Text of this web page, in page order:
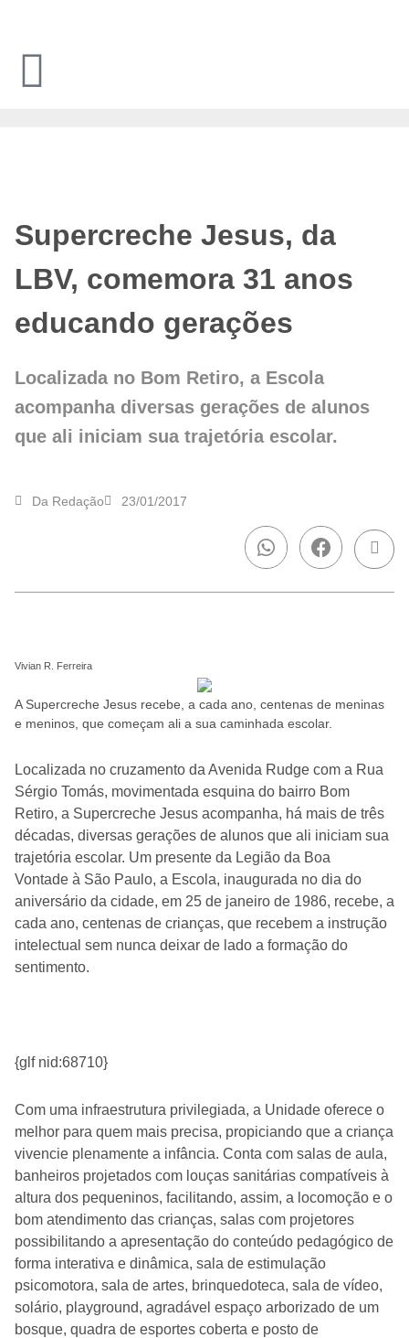
Supercreche Jesus, da
LBV, comemora 31 anos
educando gerações
Localizada no Bom Retiro, a Escola
acompanha diversas gerações de alunos
que ali iniciam sua trajetória escolar.
Da Redação 23/01/2017
Vivian R. Ferreira
A Supercreche Jesus recebe, a cada ano, centenas de meninas
e meninos, que começam ali a sua caminhada escolar.
Localizada no cruzamento da Avenida Rudge com a Rua
Sérgio Tomás, movimentada esquina do bairro Bom
Retiro, a Supercreche Jesus acompanha, há mais de três
décadas, diversas gerações de alunos que ali iniciam sua
trajetória escolar. Um presente da Legião da Boa
Vontade à São Paulo, a Escola, inaugurada no dia do
aniversário da cidade, em 25 de janeiro de 1986, recebe, a
cada ano, centenas de crianças, que recebem a instrução
intelectual sem nunca deixar de lado a formação do
sentimento.
{glf nid:68710}
Com uma infraestrutura privilegiada, a Unidade oferece o
melhor para quem mais precisa, propiciando que a criança
vivencie plenamente a infância. Conta com salas de aula,
banheiros projetados com louças sanitárias compatíveis à
altura dos pequeninos, facilitando, assim, a locomoção e o
bom atendimento das crianças, salas com projetores
possibilitando a apresentação do conteúdo pedagógico de
forma interativa e dinâmica, sala de estimulação
psicomotora, sala de artes, brinquedoteca, sala de vídeo,
solário, playground, agradável espaço arborizado de um
bosque, quadra de esportes coberta e posto de